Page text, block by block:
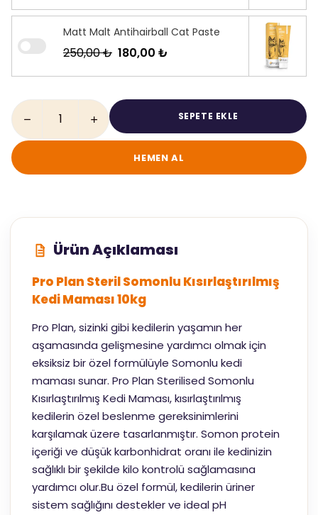
Matt Malt Antihairball Cat Paste
250,00 ₺ 180,00 ₺
SEPETE EKLE
HEMEN AL
Ürün Açıklaması
Pro Plan Steril Somonlu Kısırlaştırılmış
Kedi Maması 10kg
Pro Plan, sizinki gibi kedilerin yaşamın her
aşamasında gelişmesine yardımcı olmak için
eksiksiz bir özel formülüyle Somonlu kedi
maması sunar. Pro Plan Sterilised Somonlu
Kısırlaştırılmış Kedi Maması, kısırlaştırılmış
kedilerin özel beslenme gereksinimlerini
karşılamak üzere tasarlanmıştır. Somon protein
içeriği ve düşük karbonhidrat oranı ile kedinizin
sağlıklı bir şekilde kilo kontrolü sağlamasına
yardımcı olur.Bu özel formül, kedilerin üriner
sistem sağlığını destekler ve ideal pH